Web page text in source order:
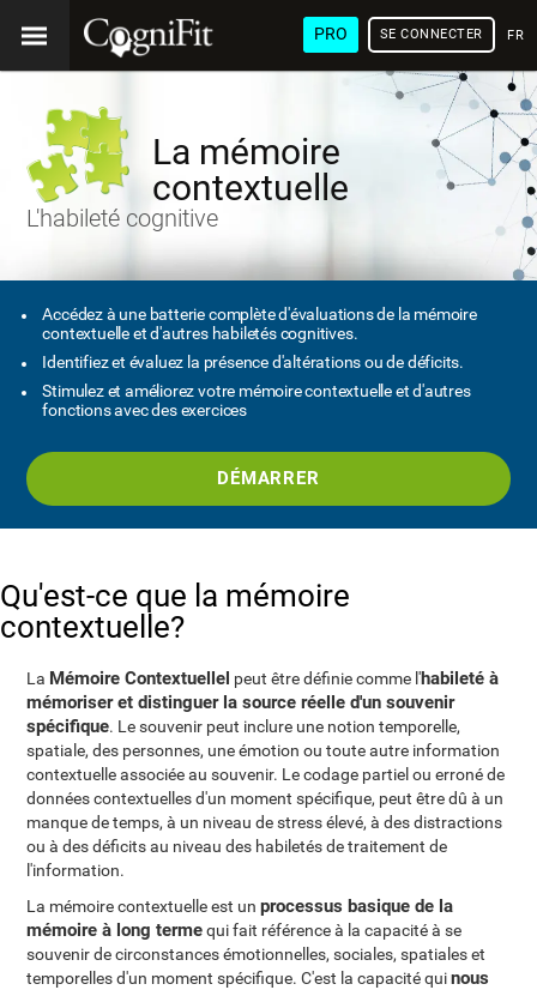
PRO SE CONNECTER
La mémoire
contextuelle
L'habileté cognitive
Accédez à une batterie complète d'évaluations de la mémoire
contextuelle et d'autres habiletés cognitives.
Identifiez et évaluez la présence d'altérations ou de déficits.
Stimulez et améliorez votre mémoire contextuelle et d'autres
fonctions avec des exercices
DÉMARRER
Qu'est-ce que la mémoire
contextuelle?
La Mémoire Contextuellel peut être définie comme l'habileté à
mémoriser et distinguer la source réelle d'un souvenir
spécifique. Le souvenir peut inclure une notion temporelle,
spatiale, des personnes, une émotion ou toute autre information
contextuelle associée au souvenir. Le codage partiel ou erroné de
données contextuelles d'un moment spécifique, peut être dû à un
manque de temps, à un niveau de stress élevé, à des distractions
ou à des déficits au niveau des habiletés de traitement de
l'information.
La mémoire contextuelle est unprocessus basique de la
mémoire à long termequi fait référence à la capacité à se
souvenir de circonstances émotionnelles, sociales, spatiales et
temporelles d'un moment spécifique. C'est la capacité quinous